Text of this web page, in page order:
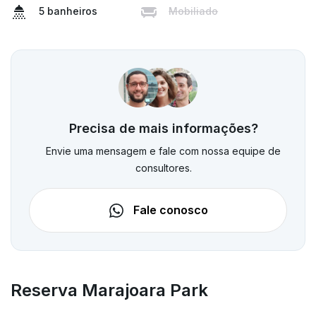
5 banheiros Mobiliado
Precisa de mais informações?
Envie uma mensagem e fale com nossa equipe de
consultores.
Fale conosco
Reserva Marajoara Park